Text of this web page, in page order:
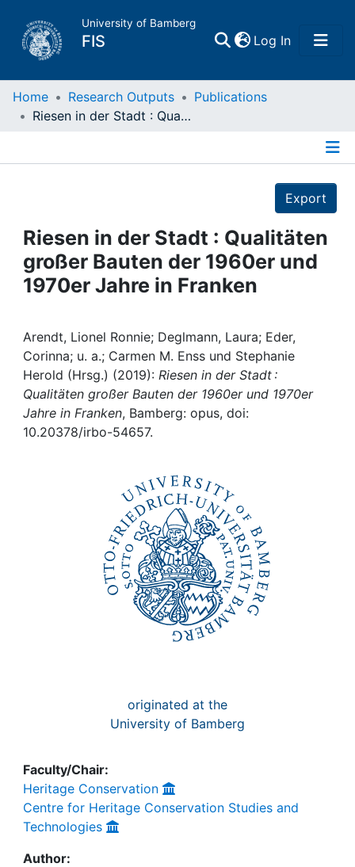
University of Bamberg
FIS Log In(current)
Home
Projects
People
Awards
My FIS
Help
Home Research Outputs
Publications
Riesen in der Stadt : Qualitäten großer Bauten der 1960er und 1970er Jahre in Franken
Export
Riesen in der Stadt : Qualitäten
großer Bauten der 1960er und
1970er Jahre in Franken
Arendt, Lionel Ronnie; Deglmann, Laura; Eder,
Corinna; u. a.; Carmen M. Enss und Stephanie
Herold (Hrsg.) (2019): Riesen in der Stadt :
Qualitäten großer Bauten der 1960er und 1970er
Jahre in Franken, Bamberg: opus, doi:
10.20378/irbo-54657.
originated at the
University of Bamberg
Faculty/Chair:
Heritage Conservation
Centre for Heritage Conservation Studies and
Technologies
Author: